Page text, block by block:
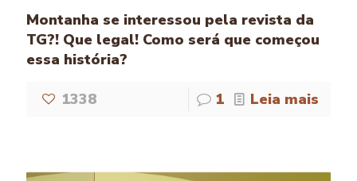
Montanha se interessou pela revista da
TG?! Que legal! Como será que começou
essa história?
1338 1 Leia mais